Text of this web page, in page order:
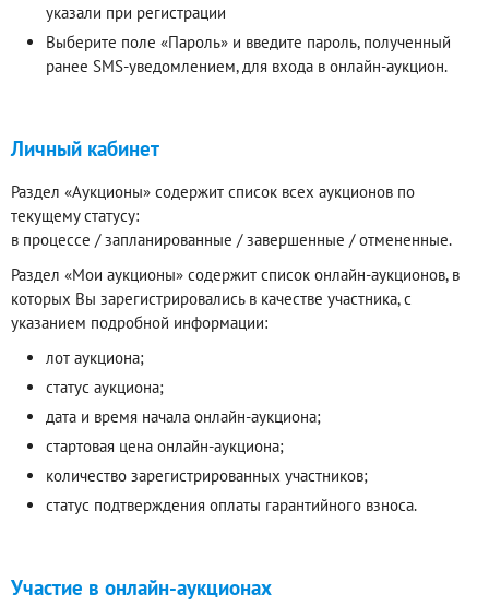
указали при регистрации
Выберите поле «Пароль» и введите пароль, полученный
ранее SMS-уведомлением, для входа в онлайн-аукцион.
Личный кабинет
Раздел «Аукционы» содержит список всех аукционов по
текущему статусу:
в процессе / запланированные / завершенные / отмененные.
Раздел «Мои аукционы» содержит список онлайн-аукционов, в
которых Вы зарегистрировались в качестве участника, с
указанием подробной информации:
лот аукциона;
статус аукциона;
дата и время начала онлайн-аукциона;
стартовая цена онлайн-аукциона;
количество зарегистрированных участников;
статус подтверждения оплаты гарантийного взноса.
Участие в онлайн-аукционах